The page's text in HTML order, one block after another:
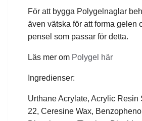
För att bygga Polygelnaglar
även vätska för att forma gelen
pensel som passar för detta.
Läs mer om Polygel här
Ingredienser:
Urthane Acrylate, Acrylic Resin
22, Ceresine Wax,